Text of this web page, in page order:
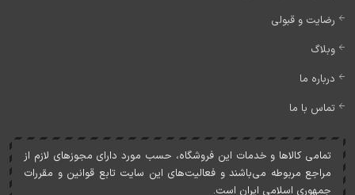
رضایت و قبولی
وبلاگ
درباره ما
تماس با ما
تمامی کالاها و خدمات اين فروشگاه، حسب مورد دارای مجوزهای لازم از
مراجع مربوطه می‌باشند و فعاليت‌های اين سايت تابع قوانين و مقررات
جمهوری اسلامی ايران است.